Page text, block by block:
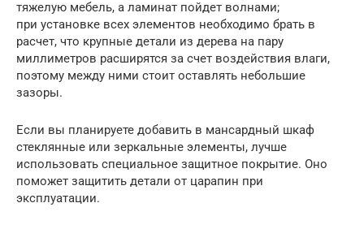
тяжелую мебель, а ламинат пойдет волнами;
при установке всех элементов необходимо брать в
расчет, что крупные детали из дерева на пару
миллиметров расширятся за счет воздействия влаги,
поэтому между ними стоит оставлять небольшие
зазоры.
Если вы планируете добавить в мансардный шкаф
стеклянные или зеркальные элементы, лучше
использовать специальное защитное покрытие. Оно
поможет защитить детали от царапин при
эксплуатации.